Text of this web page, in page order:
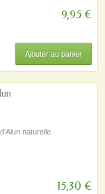
9,95 €
Ajouter au panier
naturelle.
15,30 €